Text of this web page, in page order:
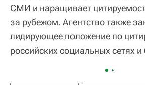
СМИ и наращивает
за рубежом. Агентство также
лидирующее положение по
российских социальных сетях